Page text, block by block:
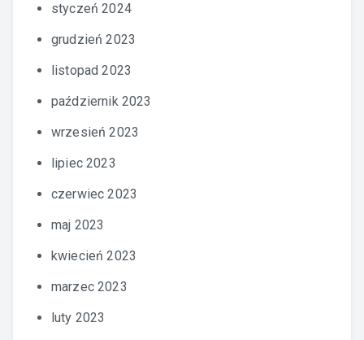
styczeń 2024
grudzień 2023
listopad 2023
październik 2023
wrzesień 2023
lipiec 2023
czerwiec 2023
maj 2023
kwiecień 2023
marzec 2023
luty 2023